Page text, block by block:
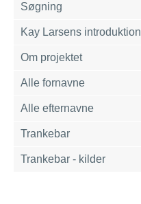
Søgning
Kay Larsens introduktion
Om projektet
Alle fornavne
Alle efternavne
Trankebar
Trankebar - kilder